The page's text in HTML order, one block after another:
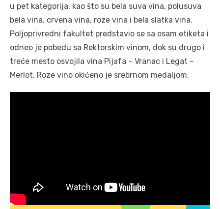
u pet kategorija, kao što su bela suva vina, polusuva
bela vina, crvena vina, roze vina i bela slatka vina.
Poljoprivredni fakultet predstavio se sa osam etiketa i
odneo je pobedu sa Rektorskim vinom, dok su drugo i
treće mesto osvojila vina Pijafa – Vranac i Legat –
Merlot. Roze vino okićeno je srebrnom medaljom.